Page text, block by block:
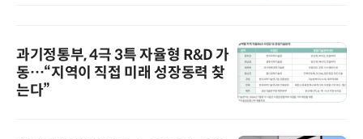
과기정통부, 4극 3특 자율형 R&D 가
동…“지역이 직접 미래 성장동력 찾
는다”